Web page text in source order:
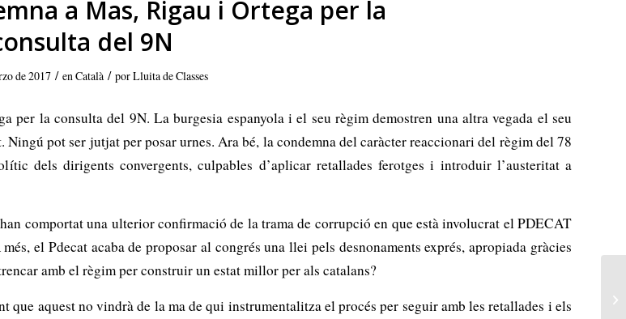
a Mas, Rigau i Ortega per la
del 9N
de 2017 / enCatalà / porLluita de Classes
per la consulta del 9N. La burgesia espanyola i el seu règim demostren una altra vegada el seu
pot ser jutjat per posar urnes. Ara bé, la condemna del caràcter reaccionari del règim del 78
dels dirigents convergents, culpables d’aplicar retallades ferotges i introduir l’austeritat a
comportat una ulterior confirmació de la trama de corrupció en que està involucrat el PDECAT
el Pdecat acaba de proposar al congrés una llei pels desnonaments exprés, apropiada gràcies
amb el règim per construir un estat millor per als catalans?
aquest no vindrà de la ma de qui instrumentalitza el procés per seguir amb les retallades i els